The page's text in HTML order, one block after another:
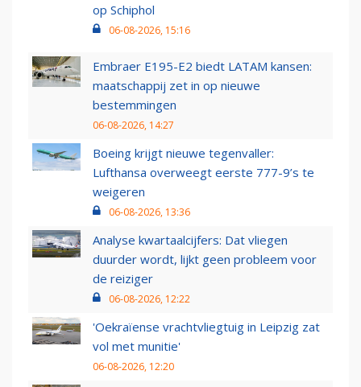
op Schiphol
06-08-2026, 15:16
Embraer E195-E2 biedt LATAM kansen:
maatschappij zet in op nieuwe
bestemmingen
06-08-2026, 14:27
Boeing krijgt nieuwe tegenvaller:
Lufthansa overweegt eerste 777-9’s te
weigeren
06-08-2026, 13:36
Analyse kwartaalcijfers: Dat vliegen
duurder wordt, lijkt geen probleem voor
de reiziger
06-08-2026, 12:22
'Oekraïense vrachtvliegtuig in Leipzig zat
vol met munitie'
06-08-2026, 12:20